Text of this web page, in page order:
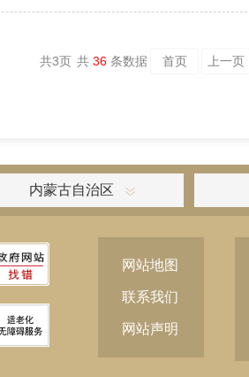
共3页 共 36 条数据 首页 上一页
内蒙古自治区
网站地图
联系我们
网站声明